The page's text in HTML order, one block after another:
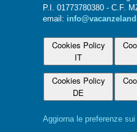
P.I. 01773780380 - C.F.
email:
Cookies Policy
IT
Cookies Policy
DE
Aggiorna le preferenze